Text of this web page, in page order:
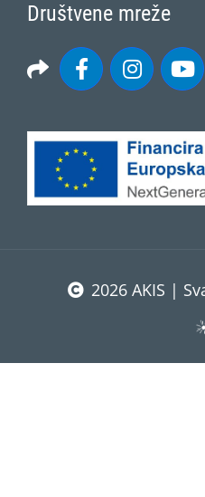
Društvene mreže
2026 AKIS |